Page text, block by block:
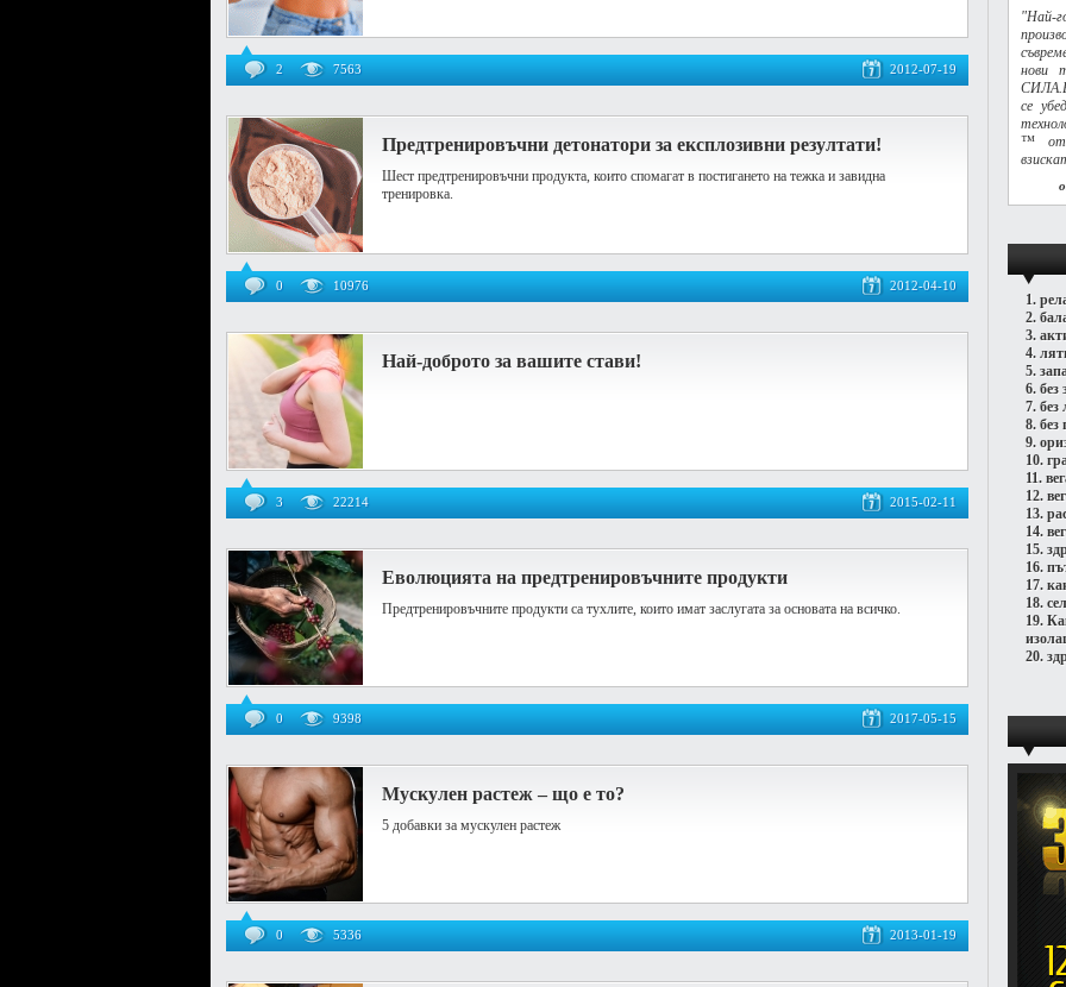
2 7563 2012-07-19
Предтренировъчни детонатори за експлозивни резултати!
Шест предтренировъчни продукта, които спомагат в постигането на тежка и завидна
тренировка.
0 10976 2012-04-10
Най-доброто за вашите стави!
3 22214 2015-02-11
Еволюцията на предтренировъчните продукти
Предтренировъчните продукти са тухлите, които имат заслугата за основата на всичко.
0 9398 2017-05-15
Мускулен растеж – що е то?
5 добавки за мускулен растеж
0 5336 2013-01-19
"Най-
нови
се
™
1.
2.
3.
4.
5.
6. без
7. без
8. без
9.
10.
11.
12.
13.
14.
15.
16.
17.
18.
19.
20.